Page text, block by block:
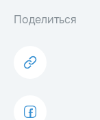
Поделиться